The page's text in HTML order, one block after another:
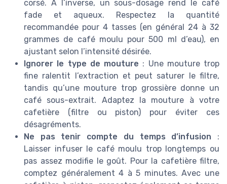
corsé. À l’inverse, un sous-dosage rend le café
fade et aqueux. Respectez la quantité
recommandée pour 4 tasses (en général 24 à 32
grammes de café moulu pour 500 ml d’eau), en
ajustant selon l’intensité désirée.
Ignorer le type de mouture : Une mouture trop
fine ralentit l’extraction et peut saturer le filtre,
tandis qu’une mouture trop grossière donne un
café sous-extrait. Adaptez la mouture à votre
cafetière (filtre ou piston) pour éviter ces
désagréments.
Ne pas tenir compte du temps d’infusion :
Laisser infuser le café moulu trop longtemps ou
pas assez modifie le goût. Pour la cafetière filtre,
comptez généralement 4 à 5 minutes. Avec une